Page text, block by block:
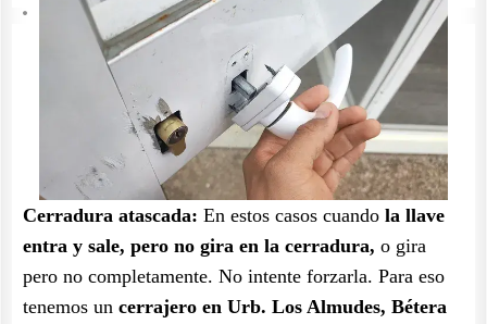
Cerradura atascada: En estos casos cuando la llave
entra y sale, pero no gira en la cerradura, o gira
pero no completamente. No intente forzarla. Para eso
tenemos un cerrajero en Urb. Los Almudes, Bétera